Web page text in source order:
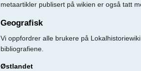
metaartikler publisert på wikien er også tatt
Geografisk
Vi oppfordrer alle brukere på
bibliografiene.
Østlandet